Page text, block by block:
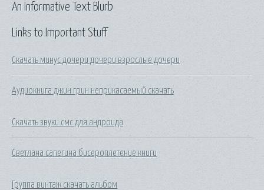
Links to Important Stuff
Скачать минус дочери дочери взрослые дочери
Аудиокнига джин грин неприкасаемый скачать
Скачать звуки смс для андроида
Светлана сапегина бисероплетение книги
Группа винтаж скачать альбом
An Informative Text Blurb